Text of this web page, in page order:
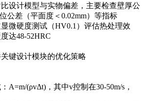
计模型与实物偏差，主要检查壁厚公
公差（平面度＜0.02mm）等指标
硬度测试（HV0.1）评估热处理效
达48-52HRC
关键设计模块的优化策略
(ρvΔt)，其中v控制在30-50m/s，